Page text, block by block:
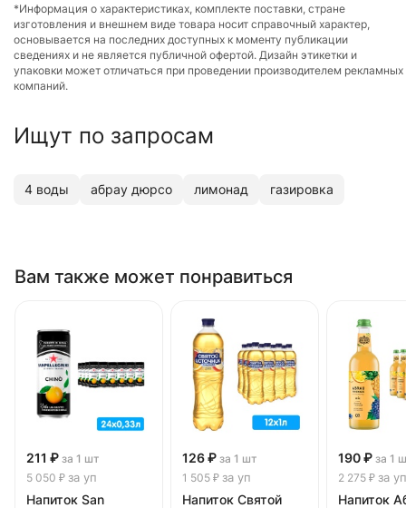
*Информация о характеристиках, комплекте поставки, стране
изготовления и внешнем виде товара носит справочный характер,
основывается на последних доступных к моменту публикации
сведениях и не является публичной офертой. Дизайн этикетки и
упаковки может отличаться при проведении производителем рекламных
компаний.
Ищут по запросам
4 воды абрау дюрсо лимонад газировка
Вам также может понравиться
211 ₽ за 1 шт
5 050 ₽ за уп
Напиток San
126 ₽ за 1 шт
1 505 ₽ за уп
Напиток Святой
190 ₽ за 1
2 275 ₽ за уп
Напиток